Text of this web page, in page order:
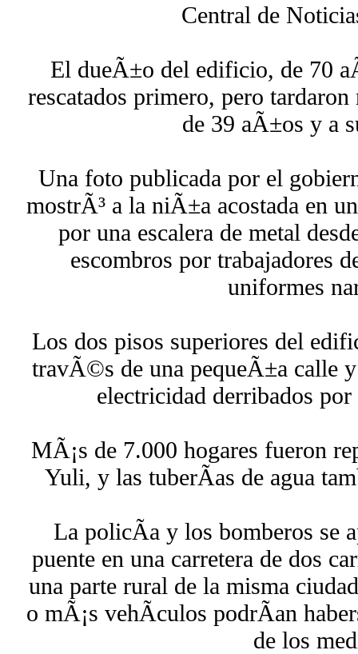
Central de
El dueÃ±o del edificio, de 70
rescatados primero, pero
de 39 aÃ±os y a
Una foto publicada por el
mostrÃ³ a la niÃ±a acostada en
por una escalera de metal
escombros por trabajadores
uniformes
Los dos pisos superiores del
travÃ©s de una pequeÃ±a calle
electricidad derribados
MÃ¡s de 7.000 hogares fueron
Yuli, y las tuberÃ­as de agua
La policÃ­a y los bomberos se
puente en una carretera de dos
una parte rural de la misma
o mÃ¡s vehÃ­culos podrÃ­an
de los